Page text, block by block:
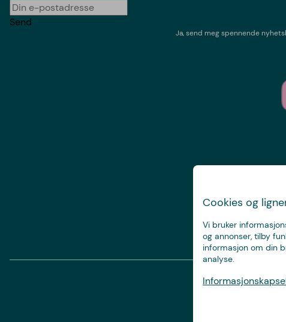
Cookies og
Vi bruker
og annonser, tilby
informasjon om din
analyse.
Send
Ja, send meg spennende